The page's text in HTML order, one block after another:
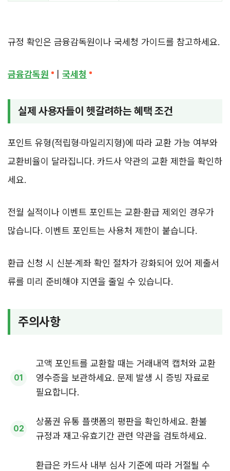
규정 확인은 금융감독원이나 국세청 가이드를 참고하세요.
금융감독원 국세청
실제 사용자들이 헷갈려하는 혜택 조건
포인트 유형(적립형·마일리지형)에 따라 교환 가능 여부와
교환비율이 달라집니다. 카드사 약관의 교환 제한을 확인하
세요.
전월 실적이나 이벤트 포인트는 교환·환급 제외인 경우가
많습니다. 이벤트 포인트는 사용처 제한이 붙습니다.
환급 신청 시 신분·계좌 확인 절차가 강화되어 있어 제출서
류를 미리 준비해야 지연을 줄일 수 있습니다.
주의사항
고액 포인트를 교환할 때는 거래내역 캡처와 교환
영수증을 보관하세요. 문제 발생 시 증빙 자료로
필요합니다.
상품권 유통 플랫폼의 평판을 확인하세요. 환불
규정과 재고·유효기간 관련 약관을 검토하세요.
환급은 카드사 내부 심사 기준에 따라 거절될 수